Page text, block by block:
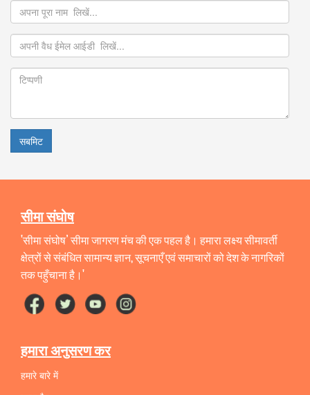
सबमिट
सीमा संघोष
'सीमा संघोष’ सीमा जागरण मंच की एक पहल है। हमारा लक्ष्य सीमावर्ती
क्षेत्रों से संबंधित सामान्य ज्ञान, सूचनाएँ एवं समाचारों को देश के नागरिकों
तक पहुँचाना है।'
हमारा अनुसरण कर
हमारे बारे में